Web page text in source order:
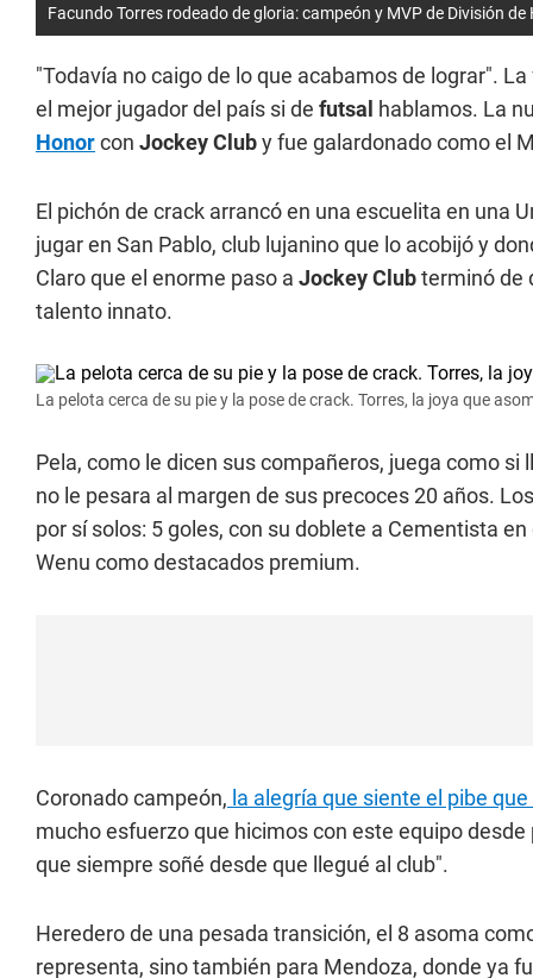
Facundo Torres rodeado de gloria: campeón y MVP de División de
"Todavía no caigo de lo que acabamos de lograr".
el mejor jugador del país si de futsal hablamos. La
Honorcon Jockey Cluby fue galardonado como el
El pichón de crack arrancó en una escuelita en una
jugar en San Pablo, club lujanino que lo acobijó y
Claro que el enorme paso a Jockey Clubterminó de
talento innato.
La pelota cerca de su pie y la pose de crack. Torres, la joya que
Pela, como le dicen sus compañeros, juega como
no le pesara al margen de sus precoces 20 años.
por sí solos: 5 goles, con su doblete a Cementista
Wenu como destacados premium.
Coronado campeón, la alegría que siente el pibe
mucho esfuerzo que hicimos con este equipo
que siempre soñé desde que llegué al club".
Heredero de una pesada transición, el 8 asoma
representa, sino también para Mendoza, donde ya